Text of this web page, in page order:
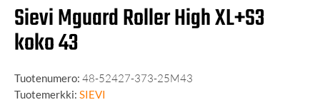
Sievi Mguard Roller High XL+S3
koko 43
Tuotenumero: 48-52427-373-25M43
Tuotemerkki: SIEVI